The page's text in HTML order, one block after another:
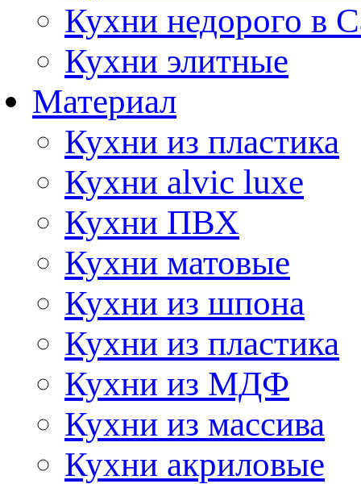
Кухни недорого в
Кухни элитные
Материал
Кухни из пластика
Кухни alvic luxe
Кухни ПВХ
Кухни матовые
Кухни из шпона
Кухни из пластика
Кухни из МДФ
Кухни из массива
Кухни акриловые